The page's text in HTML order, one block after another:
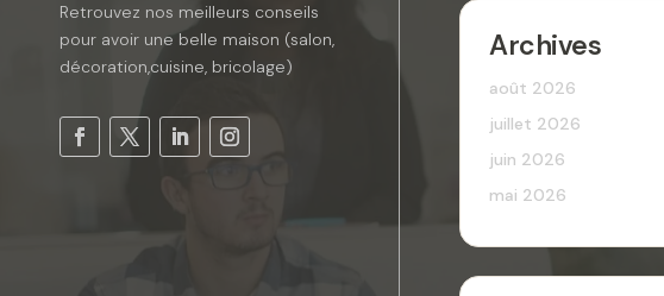
Retrouvez nos meilleurs conseils
pour avoir une belle maison (salon,
décoration,cuisine, bricolage)
Archives
août 2026
juillet 2026
juin 2026
mai 2026